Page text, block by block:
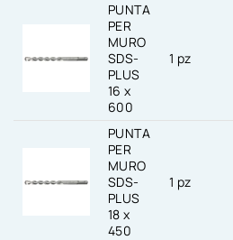
PUNTA
PER
MURO
SDS-
PLUS
16 x
600
1 pz
PUNTA
PER
MURO
SDS-
PLUS
18 x
450
1 pz